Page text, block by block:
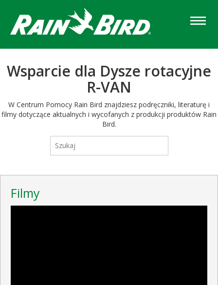
main
content
Wsparcie dla Dysze rotacyjne
R-VAN
W Centrum Pomocy Rain Bird znajdziesz podręczniki, literaturę i
filmy dotyczące aktualnych i wycofanych z produkcji produktów Rain
Bird.
Filmy